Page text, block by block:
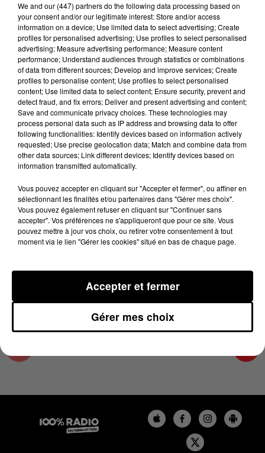
Lecture (4 min 24 sec)
100%
100% Radio les infos de l'Aude
6 décembre 2023 - 4 min 24 sec
LES INFOS DE L'AUDE DU 06/12/2023 À
07H59
Les infos de l'Aude
We and our (447) partnersdo the following data processing based on
your consent and/or our legitimate interest: Store and/or access
information on a device; Use limited data to select advertising; Create
profiles for personalised advertising; Use profiles to select personalised
advertising; Measure advertising performance; Measure content
performance; Understand audiences through statistics or combinations
of data from different sources; Develop and improve services; Create
profiles to personalise content; Use profiles to select personalised
content; Use limited data to select content; Ensure security, prevent and
detect fraud, and fix errors; Deliver and present advertising and content;
Save and communicate privacy choices. These technologies may
process personal data such as IP address and browsing data to offer
following functionalities: Identify devices based on information actively
requested; Use precise geolocation data; Match and combine data from
other data sources; Link different devices; Identify devices based on
information transmitted automatically.
Vous pouvez accepter en cliquant sur "Accepter et fermer", ou affiner en
sélectionnant les finalités et/ou partenaires dans "Gérer mes choix".
Vous pouvez également refuser en cliquant sur "Continuer sans
accepter". Vos préférences ne s'appliqueront que pour ce site. Vous
pouvez mettre à jour vos choix, ou retirer votre consentement à tout
moment via le lien "Gérer les cookies" situé en bas de chaque page.
Gérer mes choix
Accepter et fermer